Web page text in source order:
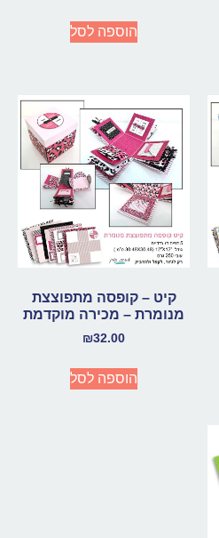
הוספה לסל
קיט – קופסה מתפוצצת
מנומרת – מכירה מוקדמת
₪32.00
הוספה לסל